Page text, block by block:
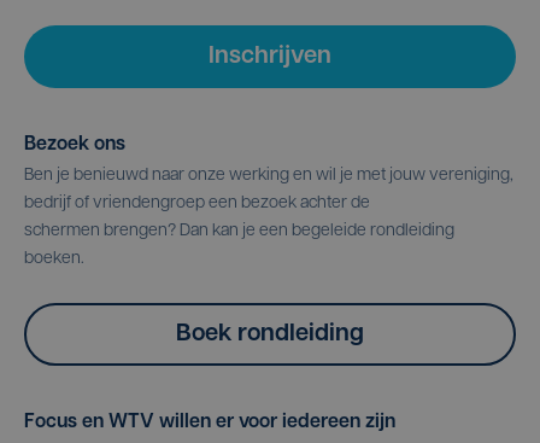
Inschrijven
Bezoek ons
Ben je benieuwd naar onze werking en wil je met jouw vereniging,
bedrijf of vriendengroep een bezoek achter de
schermen brengen? Dan kan je een begeleide rondleiding
boeken.
Boek rondleiding
Focus en WTV willen er voor iedereen zijn